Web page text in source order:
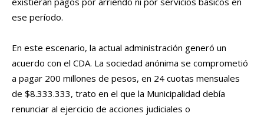
ese período.
En este escenario, la actual administración generó un
acuerdo con el CDA. La sociedad anónima se comprometió
a pagar 200 millones de pesos, en 24 cuotas mensuales
de $8.333.333, trato en el que la Municipalidad debía
renunciar al ejercicio de acciones judiciales o